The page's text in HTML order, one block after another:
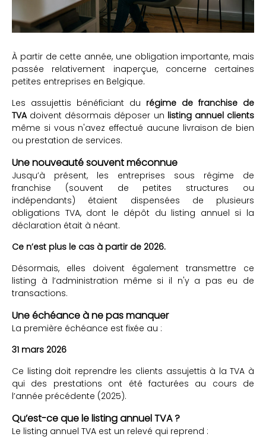
À partir de cette année, une obligation importante, mais
passée relativement inaperçue, concerne certaines
petites entreprises en Belgique.
Les assujettis bénéficiant du régime de franchise de
TVAdoivent désormais déposer un listing annuel clients
même si vous n'avez effectué aucune livraison de bien
ou prestation de services.
Une nouveauté souvent méconnue
Jusqu’à présent, les entreprises sous régime de
franchise (souvent de petites structures ou
indépendants) étaient dispensées de plusieurs
obligations TVA, dont le dépôt du listing annuel si la
déclaration était à néant.
Ce n’est plus le cas à partir de 2026.
Désormais, elles doivent également transmettre ce
listing à l’administration même si il n'y a pas eu de
transactions.
Une échéance à ne pas manquer
La première échéance est fixée au :
31 mars 2026
Ce listing doit reprendre les clients assujettis à la TVA à
qui des prestations ont été facturées au cours de
l’année précédente (2025).
Qu’est-ce que le listing annuel TVA ?
Le listing annuel TVA est un relevé qui reprend :